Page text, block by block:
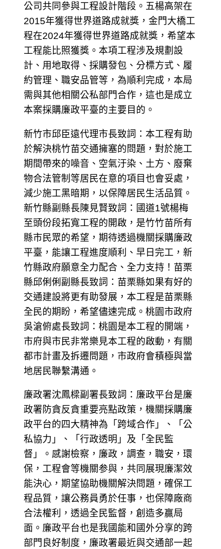
公司共同參與工程設計階段。五楊高架在
2015年獲得世界道路成就獎，金門大橋工
程在2024年獲得世界道路成就獎，希望本
工程能比照獲獎。本項工程涉及規劃設
計、用地取得、採購發包、分標方式、履
約管理、職安品管等，為順利完成，本局
需與其他相關公私部門合作，這也是成立
本案採購廉政平臺的主要目的。
新竹市邱臣遠代理市長致詞：本工程有助
於解決桃竹苗交通擁塞的問題，對於施工
期間帶來的噪音、空氣汙染、土方、廢棄
物合法管制等居民在意的項目也會妥處，
減少施工黑暗期，以保障居民生活品質。
新竹縣副縣長陳見賢致詞：國道1號楊梅
至頭份段拓寬工程的開啟，是竹竹苗所有
縣市民眾的希望，期待透過機關採購廉政
平臺，能讓工程進度順利、早日完工，新
竹縣政府願意全力配合、全力支持！苗栗
縣邱俐俐副縣長致詞：苗栗縣如果有好的
交通建設將更有助發展，本工程是苗栗縣
全民的期盼，希望儘速完成。桃園市政府
吳滄俯處長致詞：桃園是本工程的開端，
市府與市民非常樂見本工程的啟動，有關
都市計畫及拆遷問題，市政府會積極與當
地居民聯繫溝通。
廉政署沈鳳樑副署長致詞：廉政平台是廉
政署防貪反貪重要亮點政策，機關採購廉
政平台的四大精神為「跨域合作」、「公
私協力」、「行政透明」及「全民監
督」。感謝檢察，廉政，調查，職安，環
保，工程會等機關参與，共同展現廉潔效
能決心，期望協助機關解決問題，確保工
程品質，讓公務員勇於任事，也保障廠商
合法權利，透過全民監督，創造多贏局
面。廉政平台也是我國能和國外分享的跨
部門良好制度，廉政署最近與交通部一起